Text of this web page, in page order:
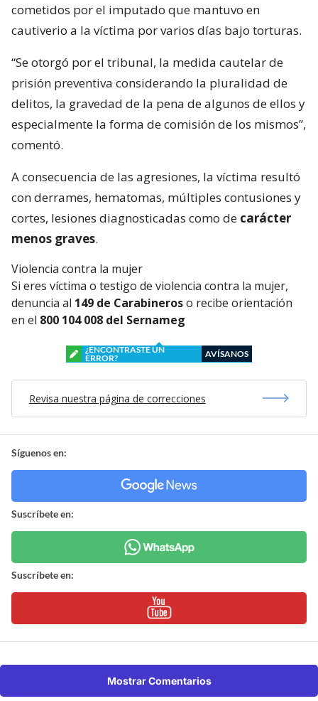
cometidos por el imputado que mantuvo en
cautiverio a la víctima por varios días bajo torturas.
“Se otorgó por el tribunal, la medida cautelar de
prisión preventiva considerando la pluralidad de
delitos, la gravedad de la pena de algunos de ellos y
especialmente la forma de comisión de los mismos”,
comentó.
A consecuencia de las agresiones, la víctima resultó
con derrames, hematomas, múltiples contusiones y
cortes, lesiones diagnosticadas como de carácter
menos graves.
Violencia contra la mujer
Si eres víctima o testigo de violencia contra la mujer,
denuncia al 149 de Carabineroso recibe orientación
en el 800 104 008 del Sernameg
¿ENCONTRASTE UN
ERROR?
AVÍSANOS
Revisa nuestra página de correcciones
Síguenos en:
Suscríbete en:
Suscríbete en:
Mostrar Comentarios